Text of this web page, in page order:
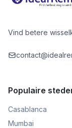
Vind betere
Populaire
Casablanca
Mumbai